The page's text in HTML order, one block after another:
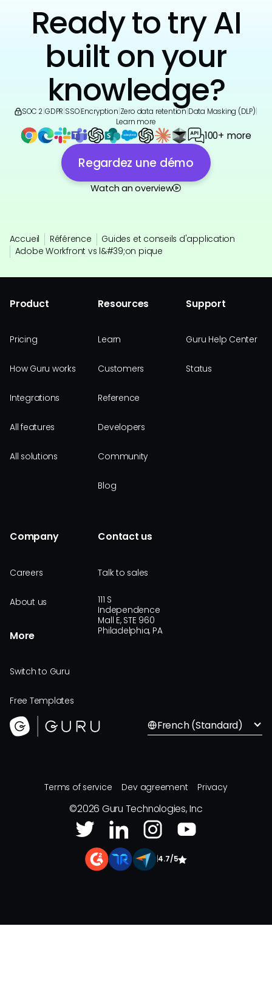
Ready to try AI
built on your
knowledge?
SOC 2|GDPR|SSO|Encryption|Zero data retention|Data Masking (DLP)|
Learn more
100+ more
Regardez une démo
Watch an overview
Accueil Référence
Guides et conseils d'application
Adobe Workfront vs l&#39;on pique
Product
Pricing
How Guru works
Integrations
All features
All solutions
Resources
Learn
Customers
Reference
Developers
Community
Blog
Support
Guru Help Center
Status
Company
Careers
About us
More
Switch to Guru
Free Templates
Contact us
Talk to sales
111 S
Independence
Mall E, STE 960
Philadelphia, PA
French (Standard)
Terms of service Dev agreement Privacy
©2026 Guru Technologies, Inc
4.7/5